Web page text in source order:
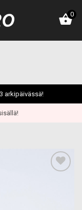
0
arkipäivässä!